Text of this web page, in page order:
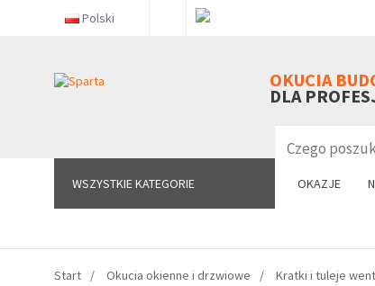
Polski
OKUCIA
DLA
WSZYSTKIE KATEGORIE OKAZJE
WSZYSTKIE KATEGORIE
Start Okucia okienne i drzwiowe Kratki i tuleje